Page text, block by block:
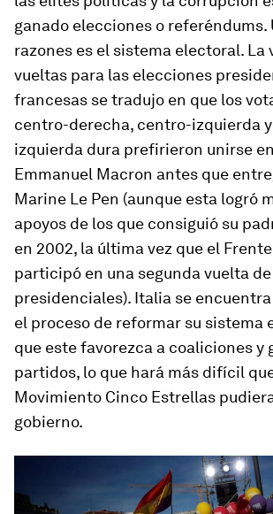
ganado elecciones o referéndums.
razones es el sistema electoral. La
vueltas para las elecciones
francesas se tradujo en que los
centro-derecha, centro-izquierda
izquierda dura prefirieron unirse
Emmanuel Macron antes que
Marine Le Pen (aunque esta logró
apoyos de los que consiguió su
en 2002, la última vez que el
participó en una segunda vuelta
presidenciales). Italia se
el proceso de reformar su sistema
que este favorezca a coaliciones y
partidos, lo que hará más difícil
Movimiento Cinco Estrellas
gobierno.